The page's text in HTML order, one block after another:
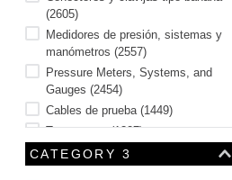
(2605)
Medidores de presión, sistemas y
manómetros (2557)
Pressure Meters, Systems, and
Gauges (2454)
Cables de prueba (1449)
Termopares (1327)
Termopares y termopozos
CATEGORY 3